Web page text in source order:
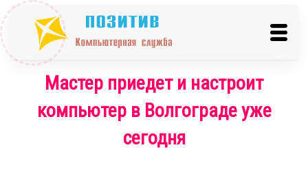
Мастер приедет и настроит
компьютер в Волгограде уже
сегодня